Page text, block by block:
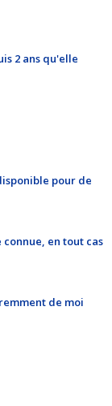
2 ans qu'elle
pour de
en tout cas
de moi